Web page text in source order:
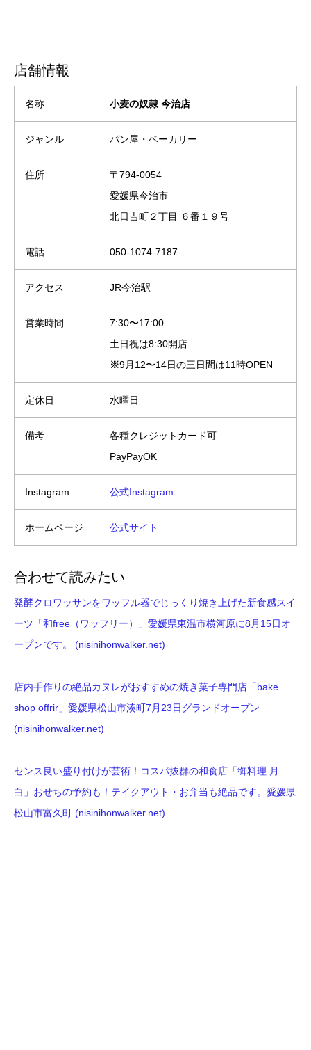
店舗情報
名称 小麦の奴隷 今治店
ジャンル パン屋・ベーカリー
住所
〒794-0054
愛媛県今治市
北日吉町２丁目 ６番１９号
電話 050-1074-7187
アクセス JR今治駅
営業時間
7:30〜17:00
土日祝は8:30開店
※9月12〜14日の三日間は11時OPEN
定休日 水曜日
備考
各種クレジットカード可
PayPayOK
Instagram 公式Instagram
ホームページ 公式サイト
合わせて読みたい
発酵クロワッサンをワッフル器でじっくり焼き上げた新食感スイ
ーツ「和free（ワッフリー）」愛媛県東温市横河原に8月15日オ
ープンです。 (nisinihonwalker.net)
店内手作りの絶品カヌレがおすすめの焼き菓子専門店「bake
shop offrir」愛媛県松山市湊町7月23日グランドオープン
(nisinihonwalker.net)
センス良い盛り付けが芸術！コスパ抜群の和食店「御料理 月
白」おせちの予約も！テイクアウト・お弁当も絶品です。愛媛県
松山市富久町 (nisinihonwalker.net)